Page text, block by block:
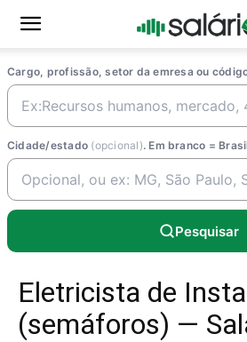
Cargo, profissão, setor da emresa ou
Cidade/estado (opcional). Em branco =
Pesquisar
Eletricista de
(semáforos) —